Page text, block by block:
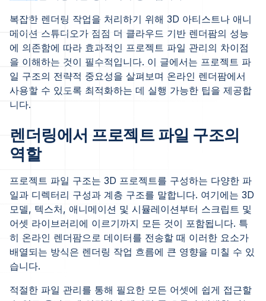
복잡한 렌더링 작업을 처리하기 위해 3D 아티스트나 애니
메이션 스튜디오가 점점 더 클라우드 기반 렌더팜의 성능
에 의존함에 따라 효과적인 프로젝트 파일 관리의 차이점
을 이해하는 것이 필수적입니다. 이 글에서는 프로젝트 파
일 구조의 전략적 중요성을 살펴보며 온라인 렌더팜에서
사용할 수 있도록 최적화하는 데 실행 가능한 팁을 제공합
니다.
렌더링에서 프로젝트 파일 구조의
역할
프로젝트 파일 구조는 3D 프로젝트를 구성하는 다양한 파
일과 디렉터리 구성과 계층 구조를 말합니다. 여기에는 3D
모델, 텍스처, 애니메이션 및 시뮬레이션부터 스크립트 및
어셋 라이브러리에 이르기까지 모든 것이 포함됩니다. 특
히 온라인 렌더팜으로 데이터를 전송할 때 이러한 요소가
배열되는 방식은 렌더링 작업 흐름에 큰 영향을 미칠 수 있
습니다.
적절한 파일 관리를 통해 필요한 모든 어셋에 쉽게 접근할